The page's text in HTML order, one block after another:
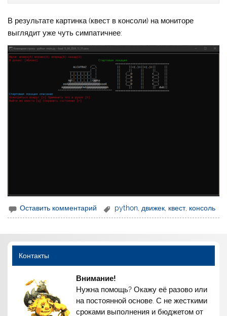
В результате картинка (квест в консоли) на мониторе
выглядит уже чуть симпатичнее:
Оставить комментарий python,движек, квест, консоль
Контакты
Внимание!
Нужна помощь? Окажу её разово или
на постоянной основе. С не жесткими
сроками выполнения и бюджетом от